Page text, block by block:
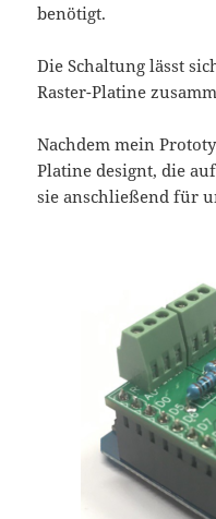
benötigt.
Die Schaltung lässt
Raster-Platine
Nachdem mein
Platine designt, die
sie anschließend für